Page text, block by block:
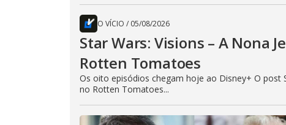
O VÍCIO / 05/08/2026
Star Wars: Visions – A Nona
Rotten Tomatoes
Os oito episódios chegam hoje ao Disney+ O post
no Rotten Tomatoes...